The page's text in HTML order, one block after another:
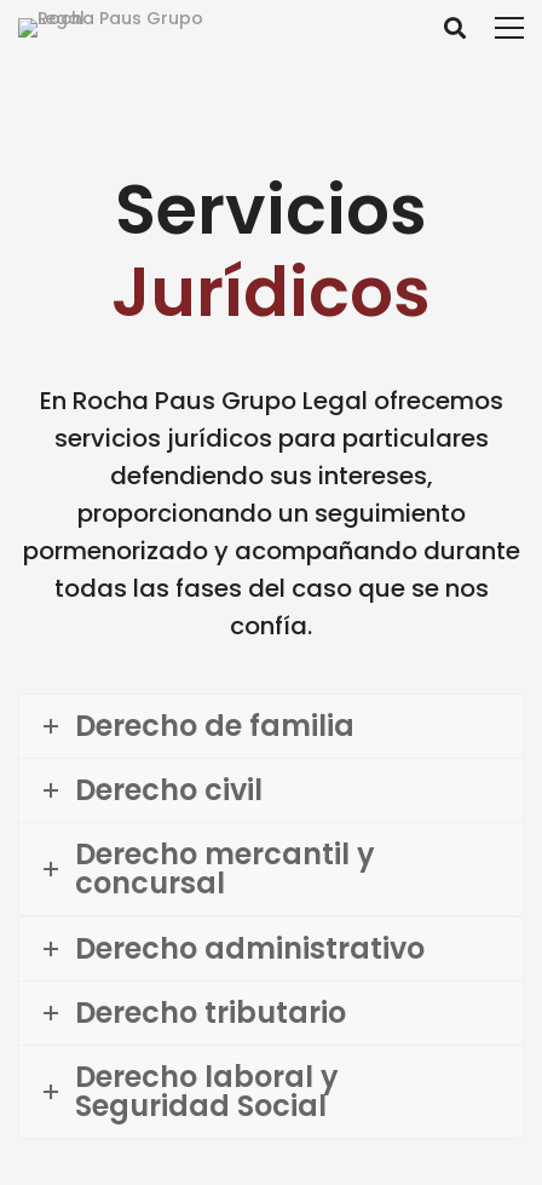
Servicios
Jurídicos
En Rocha Paus Grupo Legal ofrecemos
servicios jurídicos para particulares
defendiendo sus intereses,
proporcionando un seguimiento
pormenorizado y acompañando durante
todas las fases del caso que se nos
confía.
Derecho de familia
Derecho civil
Derecho mercantil y
concursal
Derecho administrativo
Derecho tributario
Derecho laboral y
Seguridad Social